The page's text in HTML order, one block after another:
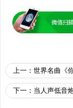
上一： 世界名曲《
下一： 当人声低音